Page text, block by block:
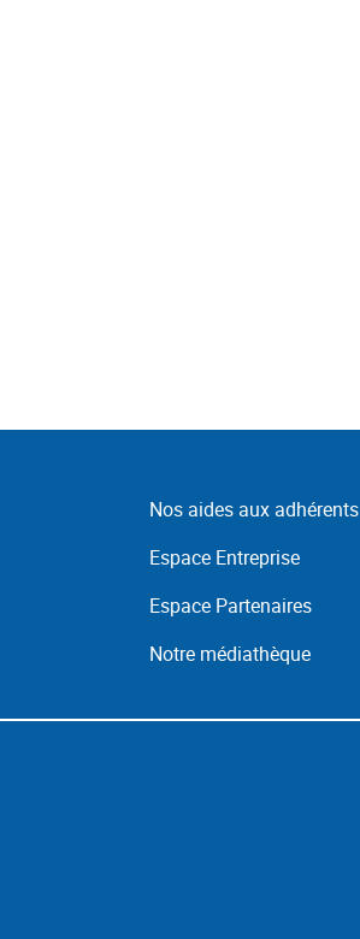
Nos aides aux adhérents
Espace Entreprise
Espace Partenaires
Notre médiathèque